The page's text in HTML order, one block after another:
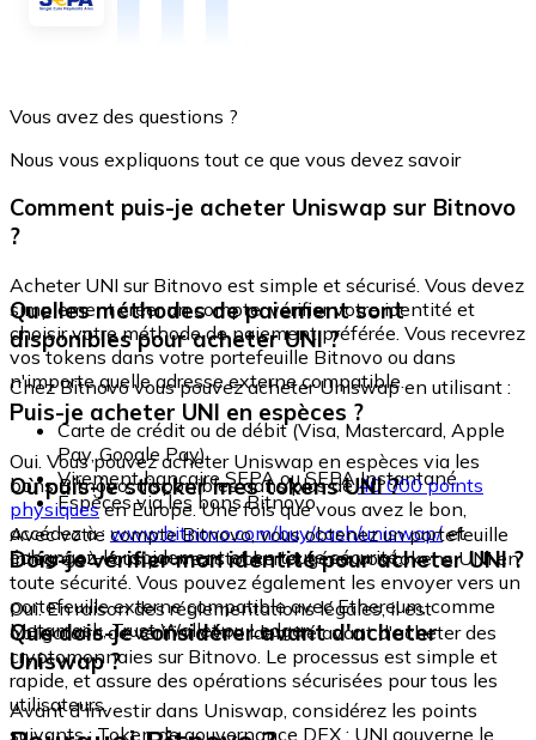
Vous avez des questions ?
Nous vous expliquons tout ce que vous devez savoir
Comment puis-je acheter Uniswap sur Bitnovo
?
Acheter UNI sur Bitnovo est simple et sécurisé. Vous devez
simplement créer un compte, vérifier votre identité et
choisir votre méthode de paiement préférée. Vous recevrez
vos tokens dans votre portefeuille Bitnovo ou dans
n'importe quelle adresse externe compatible.
Quelles méthodes de paiement sont
disponibles pour acheter UNI ?
Chez Bitnovo vous pouvez acheter Uniswap en utilisant :
Carte de crédit ou de débit (Visa, Mastercard, Apple
Pay, Google Pay)
Virement bancaire SEPA ou SEPA Instantané
Espèces via les bons Bitnovo
Puis-je acheter UNI en espèces ?
Oui. Vous pouvez acheter Uniswap en espèces via les
bons Bitnovo, disponibles dans plus de40 000 points
physiquesen Europe. Une fois que vous avez le bon,
accédez à : www.bitnovo.com/buy/cash/uniswap/et
échangez-le rapidement et en toute sécurité.
Où puis-je stocker mes tokens UNI ?
Avec votre compte Bitnovo, vous obtenez un portefeuille
intégré où vous pouvez stocker et gérer vos tokens UNI en
toute sécurité. Vous pouvez également les envoyer vers un
portefeuille externe compatible avec Ethereum, comme
Metamask, Trust Wallet ou Ledger.
Dois-je vérifier mon identité pour acheter UNI ?
Oui. En raison des réglementations légales, il est
obligatoire de vérifier votre identité avant d'acheter des
cryptomonnaies sur Bitnovo. Le processus est simple et
rapide, et assure des opérations sécurisées pour tous les
utilisateurs.
Que dois-je considérer avant d'acheter
Uniswap ?
Avant d'investir dans Uniswap, considérez les points
suivants : Token de gouvernance DEX : UNI gouverne le